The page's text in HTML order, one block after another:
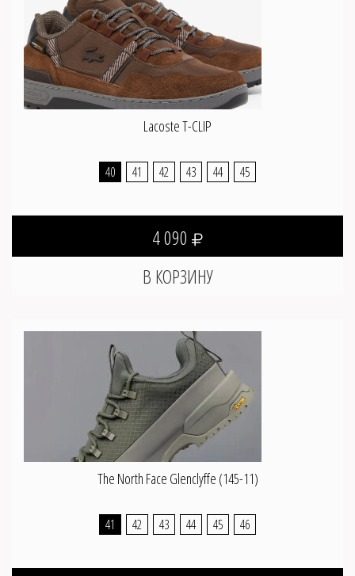
Lacoste T-CLIP
40 41 42 43 44 45
4 090
The North Face Glenclyffe (145-11)
41 42 43 44 45 46